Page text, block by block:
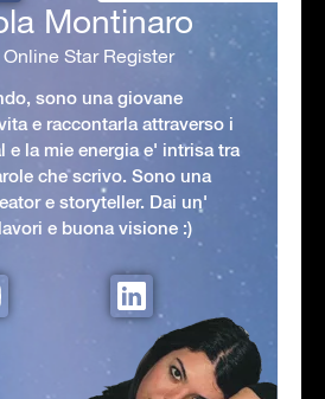
Montinaro
Star Register
sono una giovane
e raccontarla attraverso i
e la mie energia e' intrisa tra
che scrivo. Sono una
e storyteller. Dai un'
e buona visione :)